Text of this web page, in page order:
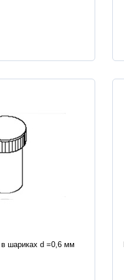
шариках d =0,6 мм